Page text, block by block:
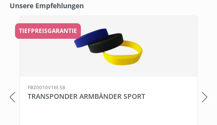
Unsere Empfehlungen
TIEFPREISGARANTIE
FBZ0010V1M.58
TRANSPONDER ARMBÄNDER SPORT